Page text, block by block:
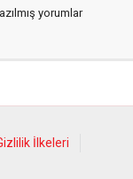
yorumlar
İlkeleri